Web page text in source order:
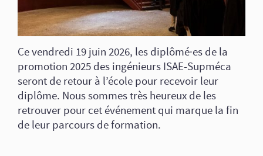
Ce vendredi 19 juin 2026, les diplômé·es de la
promotion 2025 des ingénieurs ISAE-Supméca
seront de retour à l’école pour recevoir leur
diplôme. Nous sommes très heureux de les
retrouver pour cet événement qui marque la fin
de leur parcours de formation.